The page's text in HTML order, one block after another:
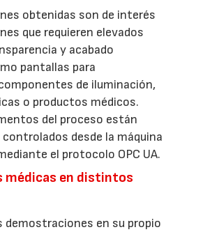
obtenidas son de interés
que requieren elevados
y acabado
pantallas para
de iluminación,
o productos médicos.
del proceso están
desde la máquina
el protocolo OPC UA.
médicas en distintos
demostraciones en su propio